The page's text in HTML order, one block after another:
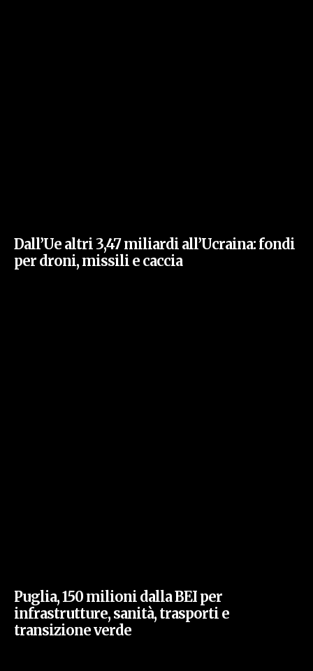
Dall’Ue altri 3,47 miliardi all’Ucraina: fondi
per droni, missili e caccia
Puglia, 150 milioni dalla BEI per
infrastrutture, sanità, trasporti e
transizione verde